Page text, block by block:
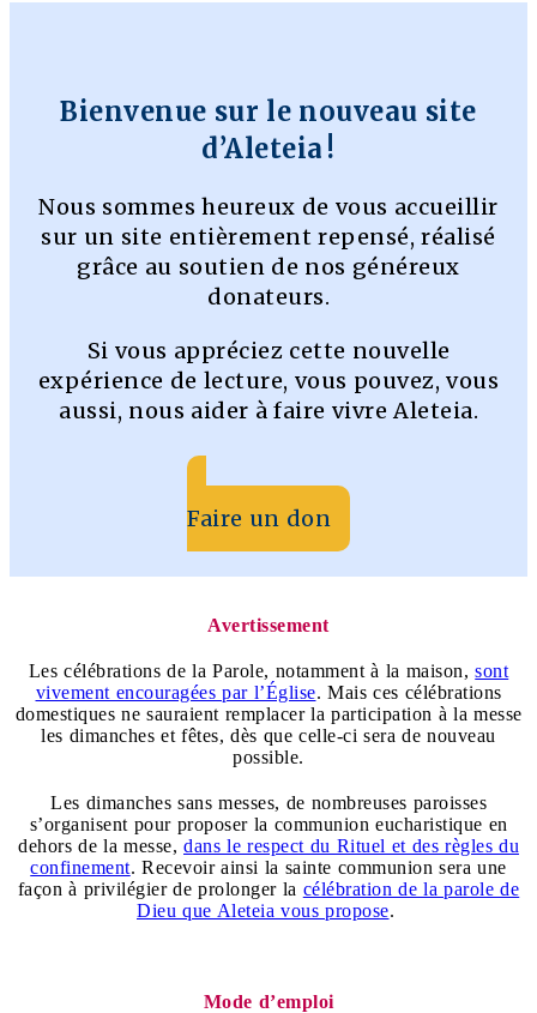
Bienvenue sur le nouveau site
d’Aleteia !
Nous sommes heureux de vous accueillir
sur un site entièrement repensé, réalisé
grâce au soutien de nos généreux
donateurs.
Si vous appréciez cette nouvelle
expérience de lecture, vous pouvez, vous
aussi, nous aider à faire vivre Aleteia.
Faire un don
Avertissement
Les célébrations de la Parole, notamment à la maison,sont
vivement encouragées par l’Église. Mais ces célébrations
domestiques ne sauraient remplacer la participation à la messe
les dimanches et fêtes, dès que celle-ci sera de nouveau
possible.
Les dimanches sans messes, de nombreuses paroisses
s’organisent pour proposer la communion eucharistique en
dehors de la messe, dans le respect du Rituel et des règles du
confinement. Recevoir ainsi la sainte communion sera une
façon à privilégier de prolonger la célébration de la parole de
Dieu que Aleteia vous propose.
Mode d’emploi